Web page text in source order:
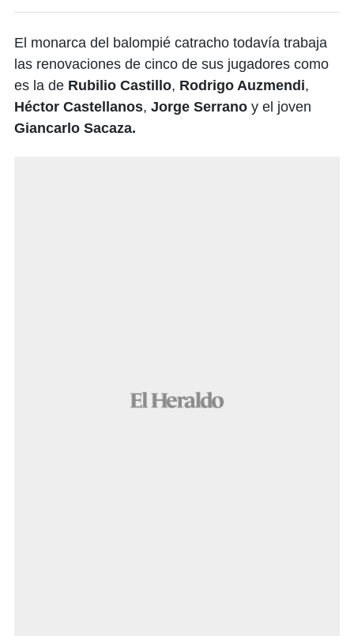
El monarca del balompié catracho todavía trabaja
las renovaciones de cinco de sus jugadores como
es la de Rubilio Castillo, Rodrigo Auzmendi,
Héctor Castellanos, Jorge Serrano y el joven
Giancarlo Sacaza.